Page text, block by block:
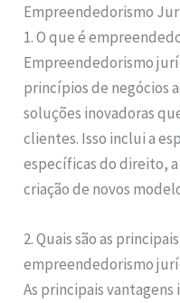
Empreendedorismo
1. O que é
Empreendedorismo
princípios de negócios
soluções inovadoras
clientes. Isso inclui a
específicas do direito,
criação de novos
2. Quais são as
empreendedorismo
As principais